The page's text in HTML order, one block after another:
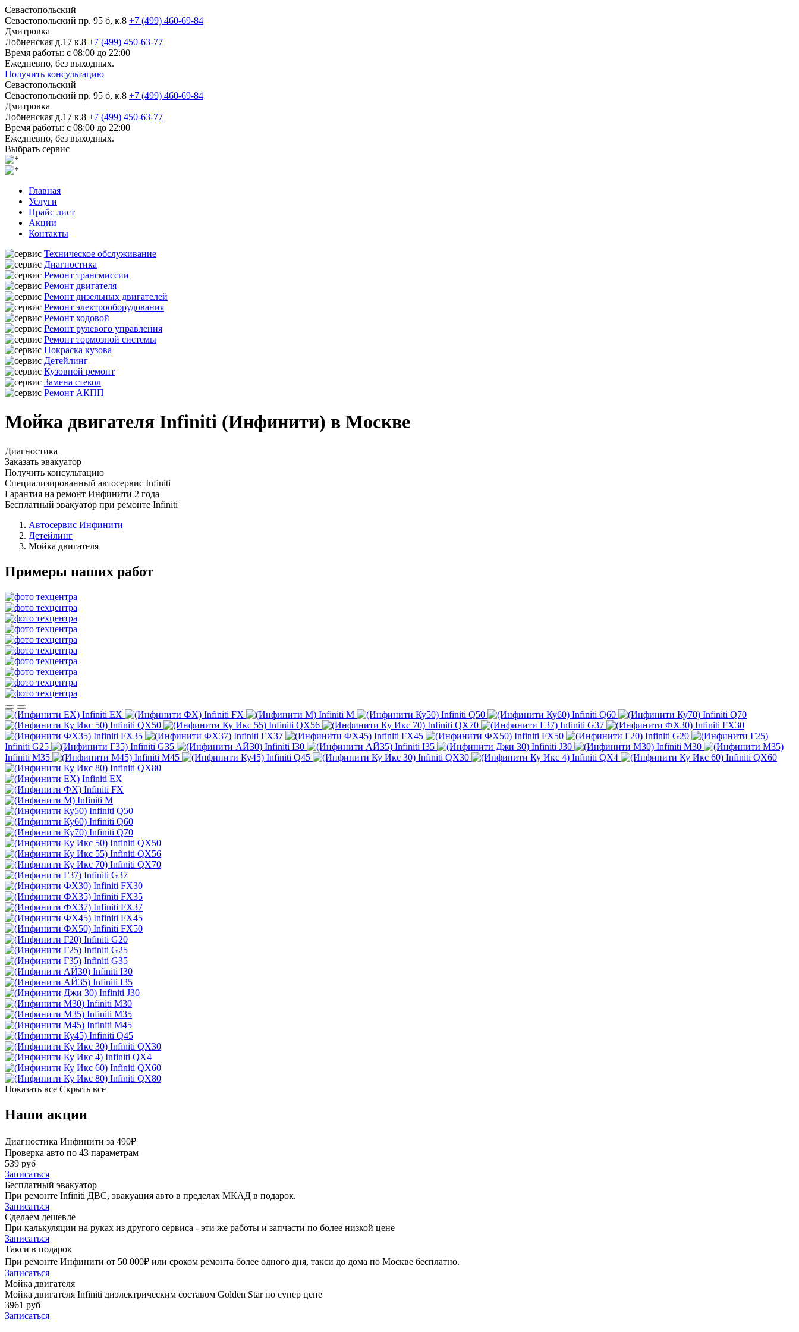
Севастопольский
Севастопольский пр. 95 б, к.8 +7 (499) 460-69-84
Дмитровка
Лобненская д.17 к.8 +7 (499) 450-63-77
Время работы: с 08:00 до 22:00
Ежедневно, без выходных.
Получить консультацию
Севастопольский
Севастопольский пр. 95 б, к.8 +7 (499) 460-69-84
Дмитровка
Лобненская д.17 к.8 +7 (499) 450-63-77
Время работы: с 08:00 до 22:00
Ежедневно, без выходных.
Выбрать сервис
Главная
Услуги
Прайс лист
Акции
Контакты
Техническое обслуживание
Диагностика
Ремонт трансмиссии
Ремонт двигателя
Ремонт дизельных двигателей
Ремонт электрооборудования
Ремонт ходовой
Ремонт рулевого управления
Ремонт тормозной системы
Покраска кузова
Детейлинг
Кузовной ремонт
Замена стекол
Ремонт АКПП
Мойка двигателя Infiniti (Инфинити) в Москве
Диагностика
Заказать эвакуатор
Получить консультацию
Специализированный автосервис Infiniti
Гарантия на ремонт Инфинити 2 года
Бесплатный эвакуатор при ремонте Infiniti
Автосервис Инфинити
Детейлинг
Мойка двигателя
Примеры наших работ
Infiniti EX Infiniti FX Infiniti M Infiniti Q50 Infiniti Q60
Infiniti Q70
Infiniti QX50
Infiniti QX56 Infiniti QX70 Infiniti G37
Infiniti FX30
Infiniti FX35
Infiniti FX37 Infiniti FX45 Infiniti FX50
Infiniti G20
Infiniti G25
Infiniti G35 Infiniti I30 Infiniti I35 Infiniti J30
Infiniti M30
Infiniti M35
Infiniti M45 Infiniti Q45 Infiniti QX30 Infiniti QX4
Infiniti QX60
Infiniti QX80
Infiniti EX
Infiniti FX
Infiniti M
Infiniti Q50
Infiniti Q60
Infiniti Q70
Infiniti QX50
Infiniti QX56
Infiniti QX70
Infiniti G37
Infiniti FX30
Infiniti FX35
Infiniti FX37
Infiniti FX45
Infiniti FX50
Infiniti G20
Infiniti G25
Infiniti G35
Infiniti I30
Infiniti I35
Infiniti J30
Infiniti M30
Infiniti M35
Infiniti M45
Infiniti Q45
Infiniti QX30
Infiniti QX4
Infiniti QX60
Infiniti QX80
Показать все Скрыть все
Наши акции
Диагностика Инфинити за 490₽
Проверка авто по 43 параметрам
539 руб
Записаться
Бесплатный эвакуатор
При ремонте Infiniti ДВС, эвакуация авто в пределах МКАД в подарок.
Записаться
Сделаем дешевле
При калькуляции на руках из другого сервиса - эти же работы и запчасти по более низкой цене
Записаться
Такси в подарок
При ремонте Инфинити от 50 000₽ или сроком ремонта более одного дня, такси до дома по Москве бесплатно.
Записаться
Мойка двигателя
Мойка двигателя Infiniti диэлектрическим составом Golden Star по супер цене
3961 руб
Записаться